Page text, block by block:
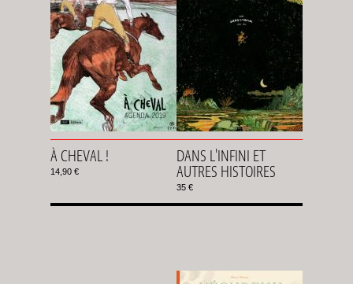
À CHEVAL !
14,90 €
DANS L'INFINI ET
AUTRES HISTOIRES
35 €